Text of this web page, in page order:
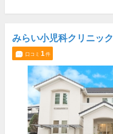
みらい小児科クリニック
口コミ 1件